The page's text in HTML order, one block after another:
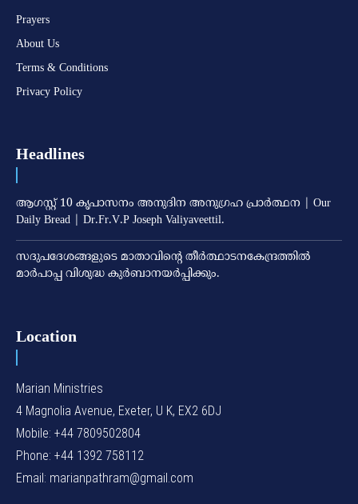
Prayers
About Us
Terms & Conditions
Privacy Policy
Headlines
ആഗസ്റ്റ് 10 കൃപാസനം അനുദിന അനുഗ്രഹ പ്രാർത്ഥന | Our
Daily Bread | Dr.Fr.V.P Joseph Valiyaveettil.
സദുപദേശങ്ങളുടെ മാതാവിന്റെ തീര്‍ത്ഥാടനകേന്ദ്രത്തില്‍
മാര്‍പാപ്പ വിശുദ്ധ കുര്‍ബാനയര്‍പ്പിക്കും.
Location
Marian Ministries
4 Magnolia Avenue, Exeter, U K, EX2 6DJ
Mobile: +44 7809502804
Phone: +44 1392 758112
Email: marianpathram@gmail.com